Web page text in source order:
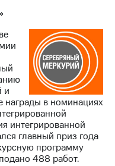
и
награды в номинациях
интегрированной
главный приз года
программу
488 работ.